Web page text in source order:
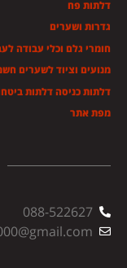
088-522627
דלתות פח
גדרות ושערים
חומרי גלם וכלי עבודה
מנועים וציוד לשערים
דלתות כניסה דלתות
מפת אתר